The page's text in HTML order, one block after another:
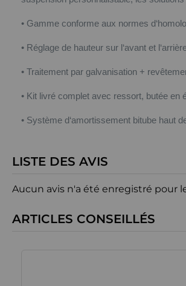
• Gamme conforme aux normes
• Réglage de hauteur sur l‘avant et
• Traitement par galvanisation +
• Kit livré complet avec ressort, butée
• Système d‘amortissement bitube haut
LISTE DES AVIS
Aucun avis n'a été enregistré pour
ARTICLES CONSEILLÉS